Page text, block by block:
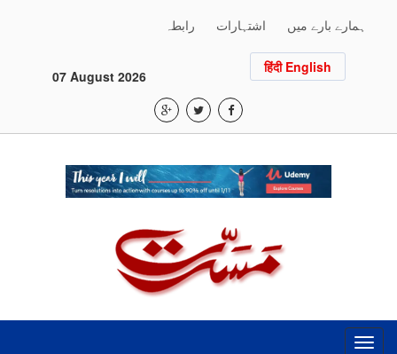
ہمارے بارے میں اشتہارات رابطہ
07 August 2026
हिंदी English
Toggle